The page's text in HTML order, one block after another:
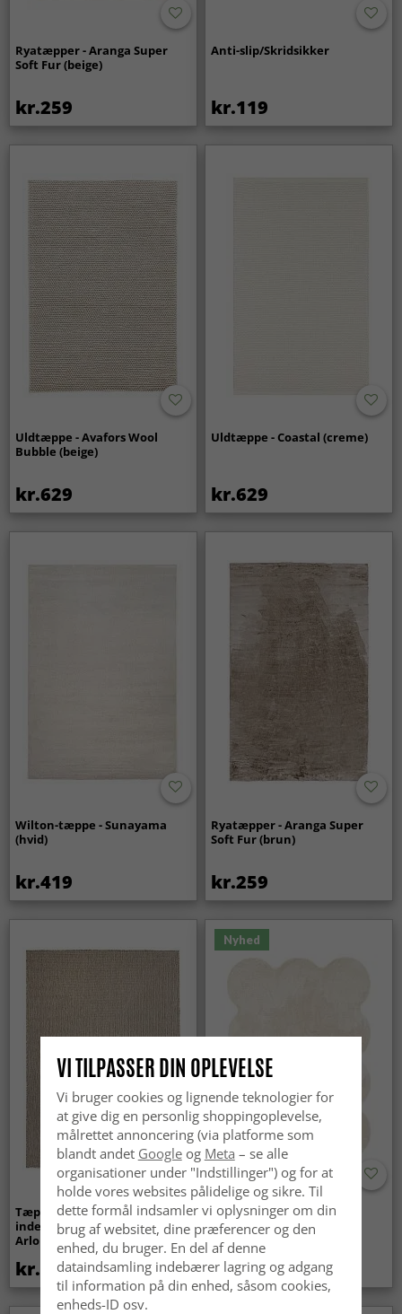
Ryatæpper - Aranga Super
Soft Fur (beige)
kr.259
Anti-slip/Skridsikker
kr.119
Uldtæppe - Avafors Wool
Bubble (beige)
kr.629
Uldtæppe - Coastal (creme)
kr.629
Wilton-tæppe - Sunayama
(hvid)
kr.419
Ryatæpper - Aranga Super
Soft Fur (brun)
kr.259
Tæpper til
indendørs/udendørs brug -
Arlo (beige)
kr.439
Nyhed
Bølget ryatæppe - Aranga
Super Soft Fur (beige)
kr.369
VI TILPASSER DIN OPLEVELSE
Vi bruger cookies og lignende teknologier for
at give dig en personlig shoppingoplevelse,
målrettet annoncering (via platforme som
blandt andet Googleog Meta – se alle
organisationer under "Indstillinger") og for at
holde vores websites pålidelige og sikre. Til
dette formål indsamler vi oplysninger om din
brug af websitet, dine præferencer og den
enhed, du bruger. En del af denne
dataindsamling indebærer lagring og adgang
til information på din enhed, såsom cookies,
enheds-ID osv.